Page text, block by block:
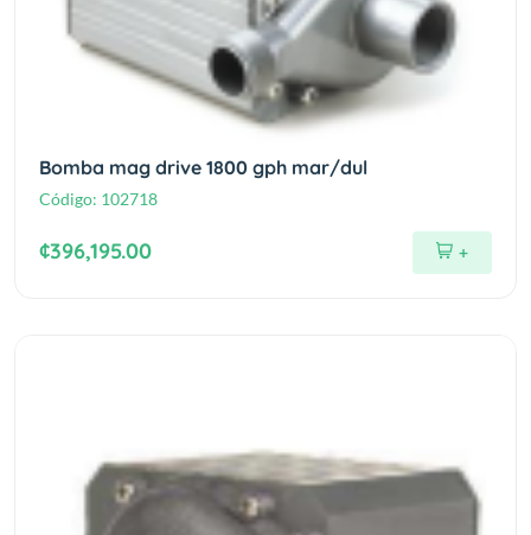
Bomba mag drive 1800 gph mar/dul
Código: 102718
¢396,195.00 +